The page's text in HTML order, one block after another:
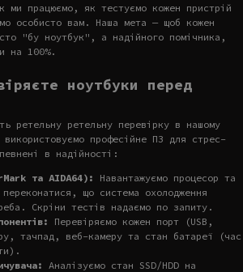
ми працюємо, як тестуємо кожен пристрій
особисто вам. Наша мета — щоб кожен
"бу ноутбук", а надійного помічника,
на 100%.
ноутбуки перед
ретельну ретельну перевірку в нашому
професійне ПЗ для стрес-
в надійності:
та AIDA64):
Навантажуємо процесор та
що система охолодження
Скріни тестів надаємо по запиту.
Перевіряємо кожен порт (USB,
тачпад, веб-камеру та стан батареї (час
Аналізуємо стан SSD/HDD на